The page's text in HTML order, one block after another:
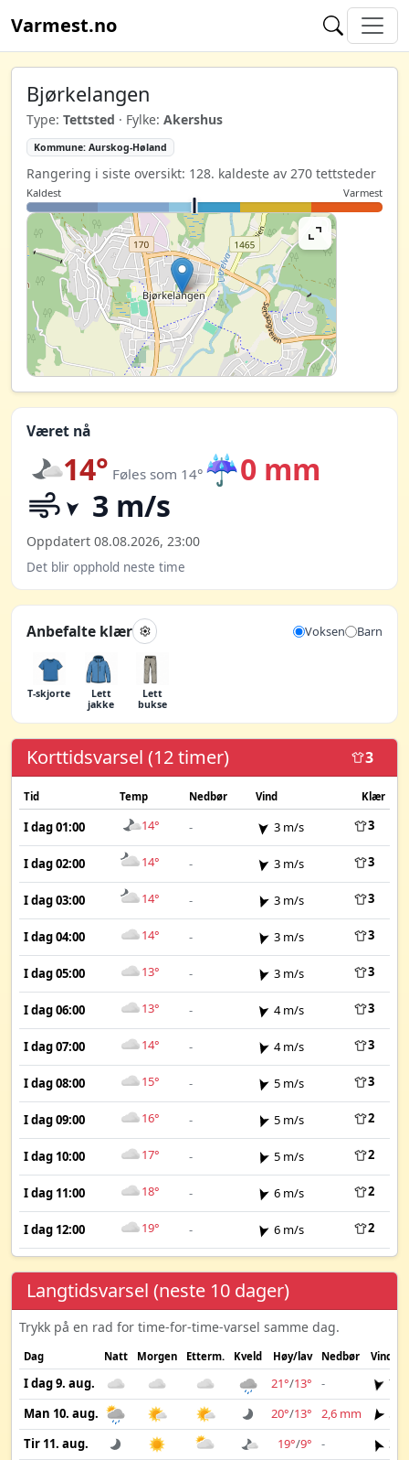
Varmest.no
Bjørkelangen
Type: Tettsted · Fylke: Akershus
Kommune: Aurskog-Høland
Rangering i siste oversikt: 128. kaldeste av 270 tettsteder
Kaldest Varmest
Været nå
14° Føles som 14° ☔0 mm
3 m/s
Oppdatert 08.08.2026, 23:00
Det blir opphold neste time
Anbefalte klær Voksen Barn
T-skjorte
Lett
jakke
Lett
bukse
Korttidsvarsel (12 timer) 3
Tid Temp Nedbør Vind Klær
I dag 01:00 14° - 3 m/s 3
I dag 02:00 14° - 3 m/s 3
I dag 03:00 14° - 3 m/s 3
I dag 04:00 14° - 3 m/s 3
I dag 05:00 13° - 3 m/s 3
I dag 06:00 13° - 4 m/s 3
I dag 07:00 14° - 4 m/s 3
I dag 08:00 15° - 5 m/s 3
I dag 09:00 16° - 5 m/s 2
I dag 10:00 17° - 5 m/s 2
I dag 11:00 18° - 6 m/s 2
I dag 12:00 19° - 6 m/s 2
Langtidsvarsel (neste 10 dager)
Trykk på en rad for time-for-time-varsel samme dag.
Dag Natt Morgen Etterm. Kveld Høy/lav Nedbør Vind
I dag 9. aug. 21°/13° -
7
Man 10. aug.
20°/13° 2,6 mm
5
Tir 11. aug.
19°/9° -
3